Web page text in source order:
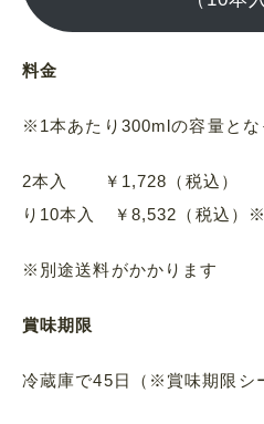
料金
※1本あたり300mlの容量とな
2本入 ￥1,728（税込
り10本入 ￥8,532（税込）
※別途送料がかかります
賞味期限
冷蔵庫で45日（※賞味期限シ